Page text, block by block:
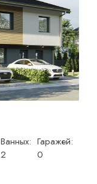
Ванных:
2
Гаражей:
0